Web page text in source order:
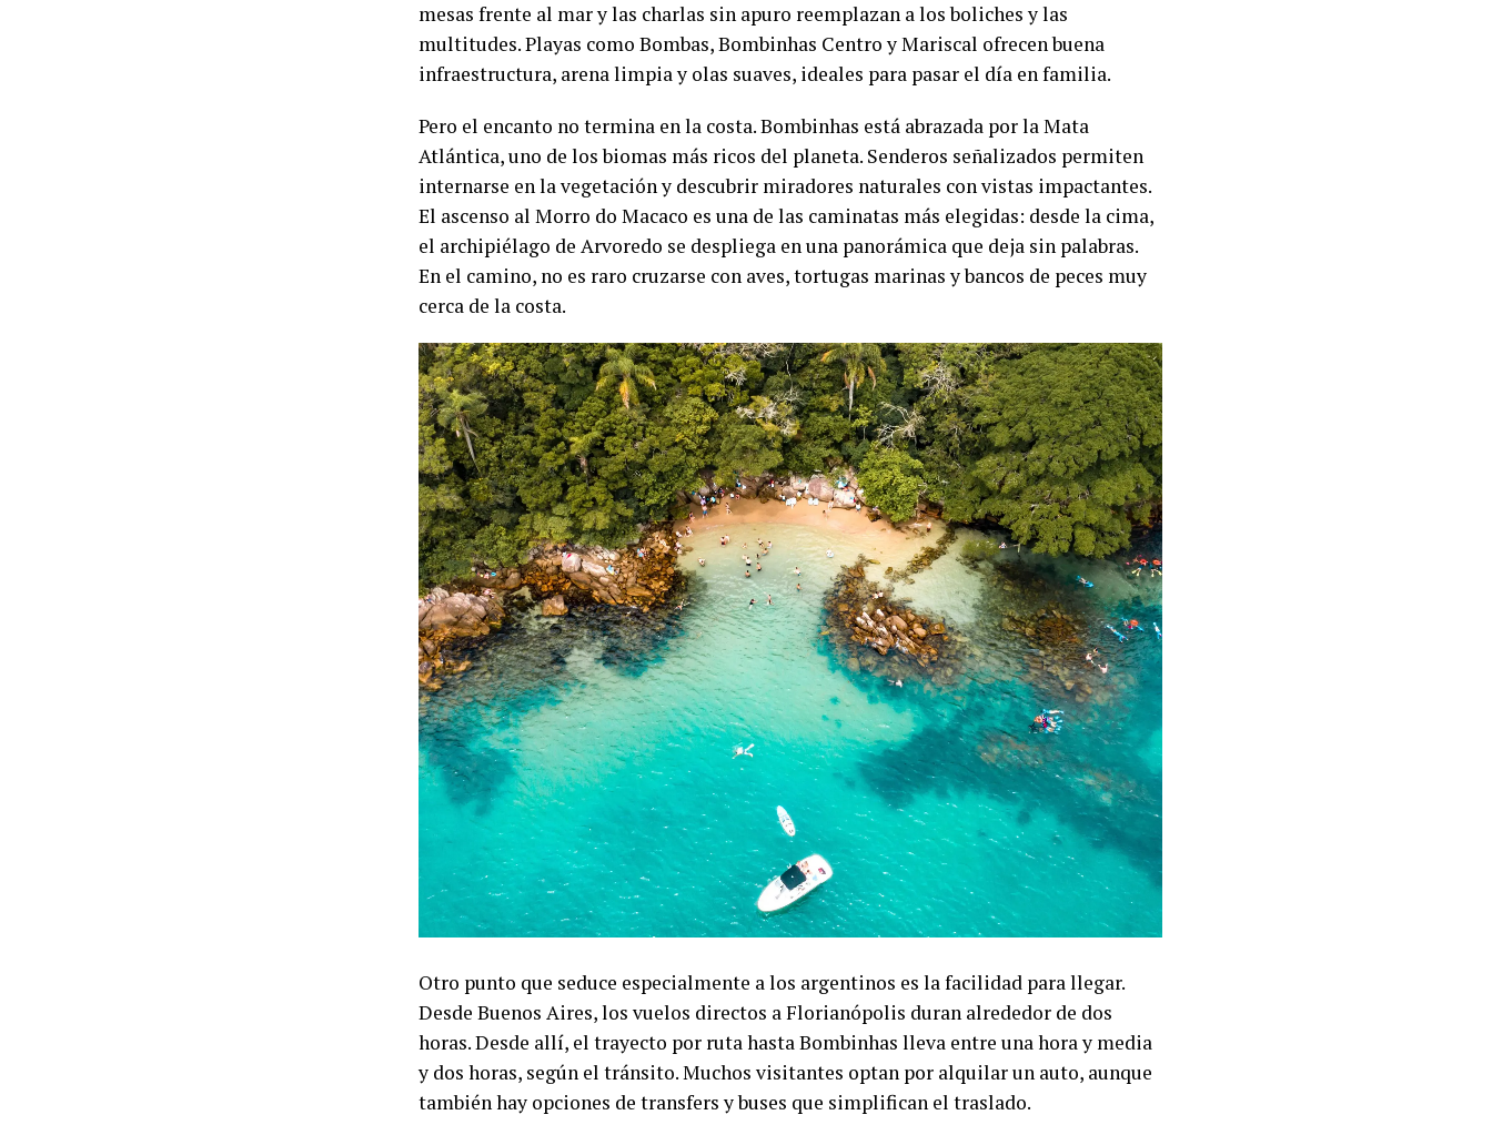
mesas frente al mar y las charlas sin apuro reemplazan a los boliches y las
multitudes. Playas como Bombas, Bombinhas Centro y Mariscal ofrecen buena
infraestructura, arena limpia y olas suaves, ideales para pasar el día en familia.
Pero el encanto no termina en la costa. Bombinhas está abrazada por la Mata
Atlántica, uno de los biomas más ricos del planeta. Senderos señalizados permiten
internarse en la vegetación y descubrir miradores naturales con vistas impactantes.
El ascenso al Morro do Macaco es una de las caminatas más elegidas: desde la cima,
el archipiélago de Arvoredo se despliega en una panorámica que deja sin palabras.
En el camino, no es raro cruzarse con aves, tortugas marinas y bancos de peces muy
cerca de la costa.
Otro punto que seduce especialmente a los argentinos es la facilidad para llegar.
Desde Buenos Aires, los vuelos directos a Florianópolis duran alrededor de dos
horas. Desde allí, el trayecto por ruta hasta Bombinhas lleva entre una hora y media
y dos horas, según el tránsito. Muchos visitantes optan por alquilar un auto, aunque
también hay opciones de transfers y buses que simplifican el traslado.